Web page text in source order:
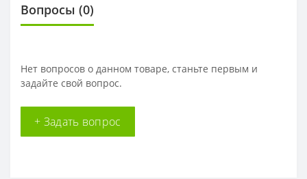
Вопросы (0)
Нет вопросов о данном товаре, станьте первым и
задайте свой вопрос.
+ Задать вопрос